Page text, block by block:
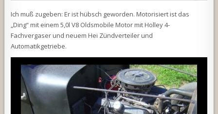
Ich muß zugeben: Er ist hübsch geworden. Motorisiert ist das
„Ding“ mit einem 5,0l V8 Oldsmobile Motor mit Holley 4-
Fachvergaser und neuem Hei Zündverteiler und
Automatikgetriebe.